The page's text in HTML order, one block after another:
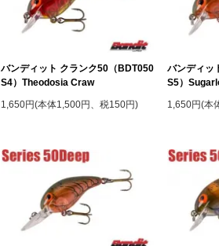
バンディット クランク50（BDT050
S4）Theodosia Craw
1,650円(本体1,500円、税150円)
バンディッ
S5）
1,650円(本